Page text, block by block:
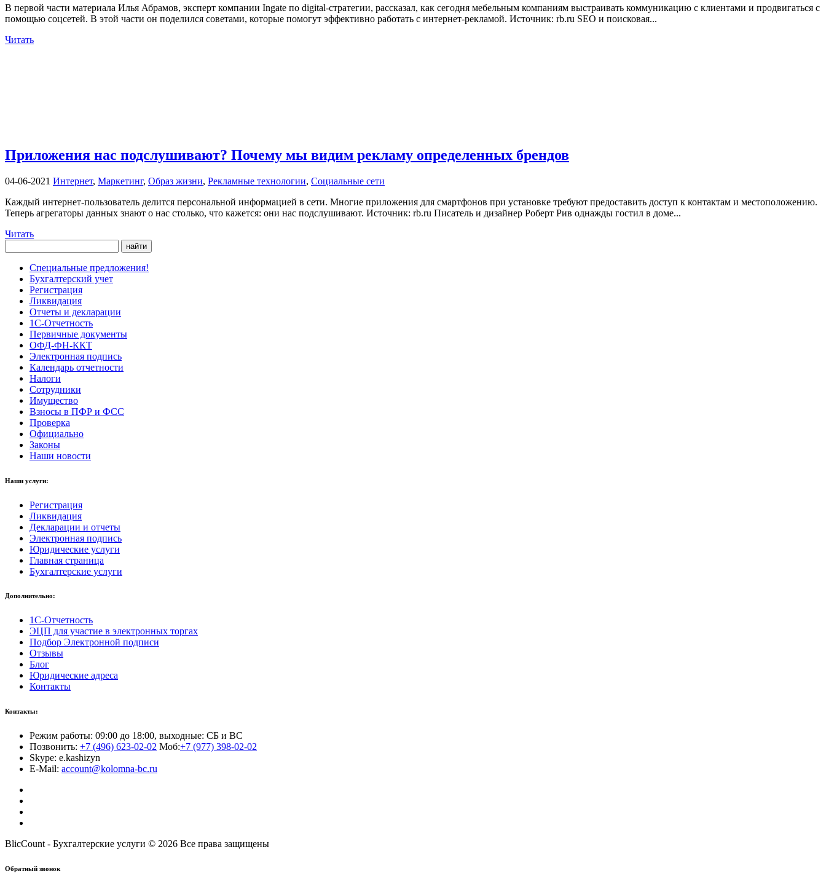
В первой части материала Илья Абрамов, эксперт компании Ingate по digital-стратегии, рассказал, как сегодня мебельным компаниям выстраивать коммуникацию с клиентами и продвигаться с
помощью соцсетей. В этой части он поделился советами, которые помогут эффективно работать с интернет-рекламой. Источник: rb.ru SEO и поисковая...
Читать
Приложения нас подслушивают? Почему мы видим рекламу определенных брендов
04-06-2021 Интернет, Маркетинг, Образ жизни, Рекламные технологии, Социальные сети
Каждый интернет-пользователь делится персональной информацией в сети. Многие приложения для смартфонов при установке требуют предоставить доступ к контактам и местоположению.
Теперь агрегаторы данных знают о нас столько, что кажется: они нас подслушивают. Источник: rb.ru Писатель и дизайнер Роберт Рив однажды гостил в доме...
Читать
Специальные предложения!
Бухгалтерский учет
Регистрация
Ликвидация
Отчеты и декларации
1С-Отчетность
Первичные документы
ОФД-ФН-ККТ
Электронная подпись
Календарь отчетности
Налоги
Сотрудники
Имущество
Взносы в ПФР и ФСС
Проверка
Официально
Законы
Наши новости
Наши услуги:
Регистрация
Ликвидация
Декларации и отчеты
Электронная подпись
Юридические услуги
Главная страница
Бухгалтерские услуги
Дополнительно:
1С-Отчетность
ЭЦП для участие в электронных торгах
Подбор Электронной подписи
Отзывы
Блог
Юридические адреса
Контакты
Контакты:
Режим работы: 09:00 до 18:00, выходные: СБ и ВС
Позвонить: +7 (496) 623-02-02 Моб:+7 (977) 398-02-02
Skype: e.kashizyn
E-Mail: account@kolomna-bc.ru
BlicCount - Бухгалтерские услуги © 2026 Все права защищены
Обратный звонок